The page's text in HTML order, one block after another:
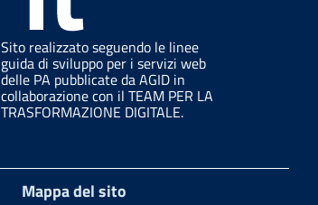
Sito realizzato seguendo le linee
guida di sviluppo per i servizi web
delle PA pubblicate da AGID in
collaborazione con il TEAM PER LA
TRASFORMAZIONE DIGITALE.
Mappa del sito